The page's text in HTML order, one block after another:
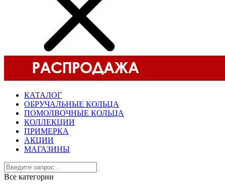
КАТАЛОГ
ОБРУЧАЛЬНЫЕ КОЛЬЦА
ПОМОЛВОЧНЫЕ КОЛЬЦА
КОЛЛЕКЦИИ
ПРИМЕРКА
АКЦИИ
МАГАЗИНЫ
Все категории